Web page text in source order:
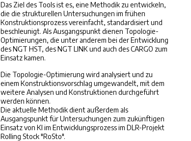
Das Ziel des Tools ist es, eine Methodik zu entwickeln,
die die strukturellen Untersuchungen im frühen
Konstruktionsprozess vereinfacht, standardisiert und
beschleunigt. Als Ausgangspunkt dienen Topologie-
Optimierungen, die unter anderem bei der Entwicklung
des NGT HST, des NGT LINK und auch des CARGO zum
Einsatz kamen.
Die Topologie-Optimierung wird analysiert und zu
einem Konstruktionsvorschlag umgewandelt, mit dem
weitere Analysen und Konstruktionen durchgeführt
werden können.
Die aktuelle Methodik dient außerdem als
Ausgangspunkt für Untersuchungen zum zukünftigen
Einsatz von KI im Entwicklungsprozess im DLR-Projekt
Rolling Stock "RoSto".